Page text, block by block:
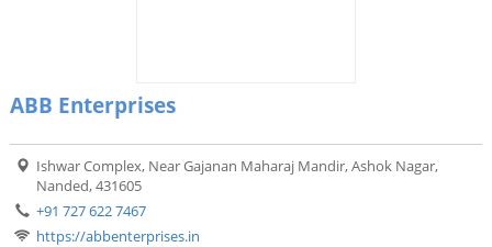
ABB Enterprises
Ishwar Complex, Near Gajanan Maharaj Mandir, Ashok Nagar,
Nanded, 431605
+91 727 622 7467
https://abbenterprises.in